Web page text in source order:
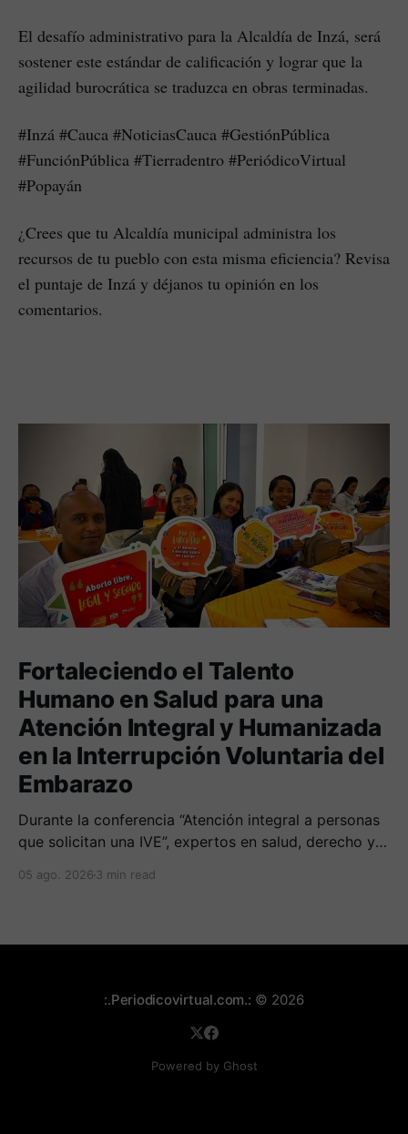
El desafío administrativo para la Alcaldía de Inzá, será
sostener este estándar de calificación y lograr que la
agilidad burocrática se traduzca en obras terminadas.
#Inzá #Cauca #NoticiasCauca #GestiónPública
#FunciónPública #Tierradentro #PeriódicoVirtual
#Popayán
¿Crees que tu Alcaldía municipal administra los
recursos de tu pueblo con esta misma eficiencia? Revisa
el puntaje de Inzá y déjanos tu opinión en los
comentarios.
Fortaleciendo el Talento
Humano en Salud para una
Atención Integral y Humanizada
en la Interrupción Voluntaria del
Embarazo
Durante la conferencia “Atención integral a personas
que solicitan una IVE”, expertos en salud, derecho y
sobre cómo abordar esta temática desde una
05 ago. 2026 3 min read
:.Periodicovirtual.com.: © 2026
Powered by Ghost